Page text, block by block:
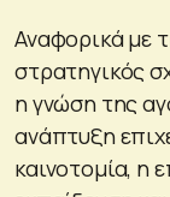
Αναφορικά με
στρατηγικός
η γνώση της
ανάπτυξη
καινοτομία, η